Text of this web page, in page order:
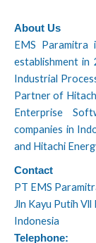
About Us
EMS Paramitra
establishment in
Industrial
Partner of
Enterprise
companies in
and Hitachi
Contact
PT EMS
Jln Kayu Putih Vll
Indonesia
Telephone: